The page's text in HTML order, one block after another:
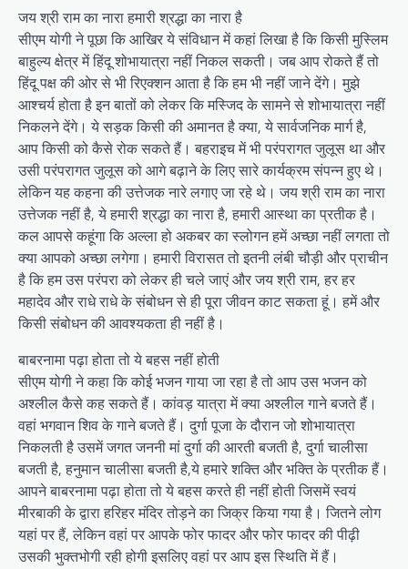
जय श्री राम का नारा हमारी श्रद्धा का नारा है
सीएम योगी ने पूछा कि आखिर ये संविधान में कहां लिखा है कि किसी मुस्लिम
बाहुल्य क्षेत्र में हिंदू शोभायात्रा नहीं निकल सकती। जब आप रोकते हैं तो
हिंदू पक्ष की ओर से भी रिएक्शन आता है कि हम भी नहीं जाने देंगे। मुझे
आश्चर्य होता है इन बातों को लेकर कि मस्जिद के सामने से शोभायात्रा नहीं
निकलने देंगे। ये सड़क किसी की अमानत है क्या, ये सार्वजनिक मार्ग है,
आप किसी को कैसे रोक सकते हैं। बहराइच में भी परंपरागत जुलूस था और
उसी परंपरागत जुलूस को आगे बढ़ाने के लिए सारे कार्यक्रम संपन्न हुए थे।
लेकिन यह कहना की उत्तेजक नारे लगाए जा रहे थे। जय श्री राम का नारा
उत्तेजक नहीं है, ये हमारी श्रद्धा का नारा है, हमारी आस्था का प्रतीक है।
कल आपसे कहूंगा कि अल्ला हो अकबर का स्लोगन हमें अच्छा नहीं लगता तो
क्या आपको अच्छा लगेगा। हमारी विरासत तो इतनी लंबी चौड़ी और प्राचीन
है कि हम उस परंपरा को लेकर ही चले जाएं और जय श्री राम, हर हर
महादेव और राधे राधे के संबोधन से ही पूरा जीवन काट सकता हूं। हमें और
किसी संबोधन की आवश्यकता ही नहीं है।
बाबरनामा पढ़ा होता तो ये बहस नहीं होती
सीएम योगी ने कहा कि कोई भजन गाया जा रहा है तो आप उस भजन को
अश्लील कैसे कह सकते हैं। कांवड़ यात्रा में क्या अश्लील गाने बजते हैं।
वहां भगवान शिव के गाने बजते हैं। दुर्गा पूजा के दौरान जो शोभायात्रा
निकलती है उसमें जगत जननी मां दुर्गा की आरती बजती है, दुर्गा चालीसा
बजती है, हनुमान चालीसा बजती है,ये हमारे शक्ति और भक्ति के प्रतीक हैं।
आपने बाबरनामा पढ़ा होता तो ये बहस करते ही नहीं होती जिसमें स्वयं
मीरबाकी के द्वारा हरिहर मंदिर तोड़ने का जिक्र किया गया है। जितने लोग
यहां पर हैं, लेकिन वहां पर आपके फोर फादर और फोर फादर की पीढ़ी
उसकी भुक्तभोगी रही होगी इसलिए वहां पर आप इस स्थिति में हैं।